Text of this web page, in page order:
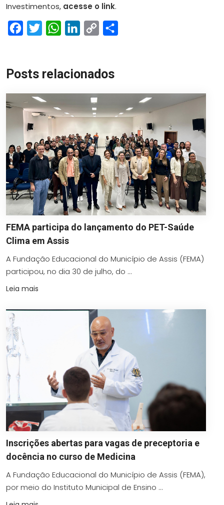
Investimentos, acesse o link.
FacebookTwitterWhatsAppLinkedIn
Copy
Posts relacionados
FEMA participa do lançamento do PET-Saúde
Clima em Assis
A Fundação Educacional do Município de Assis (FEMA)
participou, no dia 30 de julho, do ...
Leia mais
Inscrições abertas para vagas de preceptoria e
docência no curso de Medicina
A Fundação Educacional do Município de Assis (FEMA),
por meio do Instituto Municipal de Ensino ...